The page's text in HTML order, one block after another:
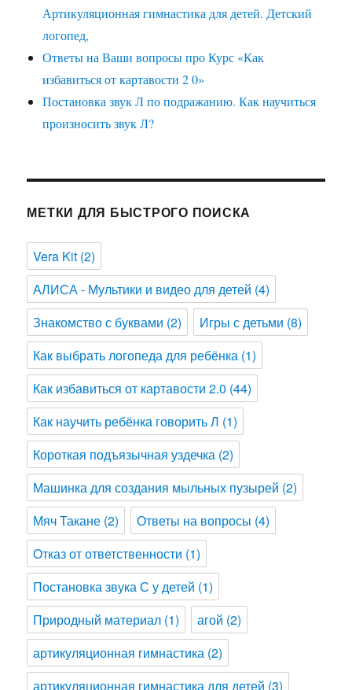
Артикуляционная гимнастика для детей. Детский
логопед,
Ответы на Ваши вопросы про Курс «Как
избавиться от картавости 2 0»
Постановка звук Л по подражанию. Как научиться
произносить звук Л?
МЕТКИ ДЛЯ БЫСТРОГО ПОИСКА
Vera Kit (2)
АЛИСА - Мультики и видео для детей (4)
Знакомство с буквами (2) Игры с детьми (8)
Как выбрать логопеда для ребёнка (1)
Как избавиться от картавости 2.0 (44)
Как научить ребёнка говорить Л (1)
Короткая подъязычная уздечка (2)
Машинка для создания мыльных пузырей (2)
Мяч Такане (2) Ответы на вопросы (4)
Отказ от ответственности (1)
Постановка звука С у детей (1)
Природный материал (1) агой (2)
артикуляционная гимнастика (2)
артикуляционная гимнастика для детей (3)